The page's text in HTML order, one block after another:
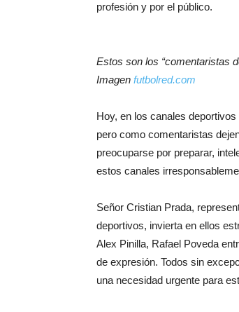
profesión y por el público.
Estos son los “comentaristas
Imagen futbolred.com
Hoy, en los canales
pero como comentaristas
preocuparse por preparar,
estos canales
Señor Cristian Prada,
deportivos, invierta en ellos
Alex Pinilla, Rafael Poveda
de expresión. Todos sin
una necesidad urgente para